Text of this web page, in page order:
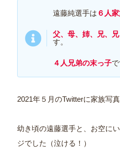
遠藤純選手は ６人
父、母、姉、兄、
す。
４人兄弟の末っ子で
2021年５月のTwitterに家族写
幼き頃の遠藤選手と、お空に
ジでした（泣ける！）